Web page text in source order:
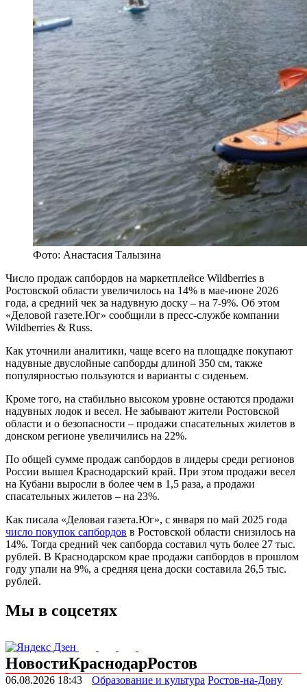
Фото: Анастасия Талызина
Число продаж сапбордов на маркетплейсе Wildberries в
Ростовской области увеличилось на 14% в мае-июне 2026
года, а средний чек за надувную доску – на 7-9%. Об этом
«Деловой газете.Юг» сообщили в пресс-службе компании
Wildberries & Russ.
Как уточнили аналитики, чаще всего на площадке покупают
надувные двуслойные сапборды длиной 350 см, также
популярностью пользуются и варианты с сиденьем.
Кроме того, на стабильно высоком уровне остаются продажи
надувных лодок и весел. Не забывают жители Ростовской
области и о безопасности – продажи спасательных жилетов в
донском регионе увеличились на 22%.
По общей сумме продаж сапбордов в лидеры среди регионов
России вышел Краснодарский край. При этом продажи весел
на Кубани выросли в более чем в 1,5 раза, а продажи
спасательных жилетов – на 23%.
Как писала «Деловая газета.Юг», с января по май 2025 года
число покупок сапбордов в Ростовской области снизилось на
14%. Тогда средний чек сапборда составил чуть более 27 тыс.
рублей. В Краснодарском крае продажи сапбордов в прошлом
году упали на 9%, а средняя цена доски составила 26,5 тыс.
рублей.
Мы в соцсетях
НовостиКраснодарРостов
06.08.2026 18:43 Образование и культура Ростов-на-Дону